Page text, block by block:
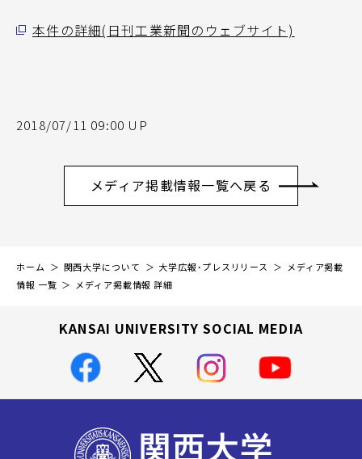
本件の詳細(日刊工業新聞のウェブサイト)
2018/07/11 09:00 UP
メディア掲載情報一覧へ戻る
ホーム 関西大学について 大学広報・プレスリリース
メディア掲載
情報 一覧
メディア掲載情報 詳細
KANSAI UNIVERSITY SOCIAL MEDIA